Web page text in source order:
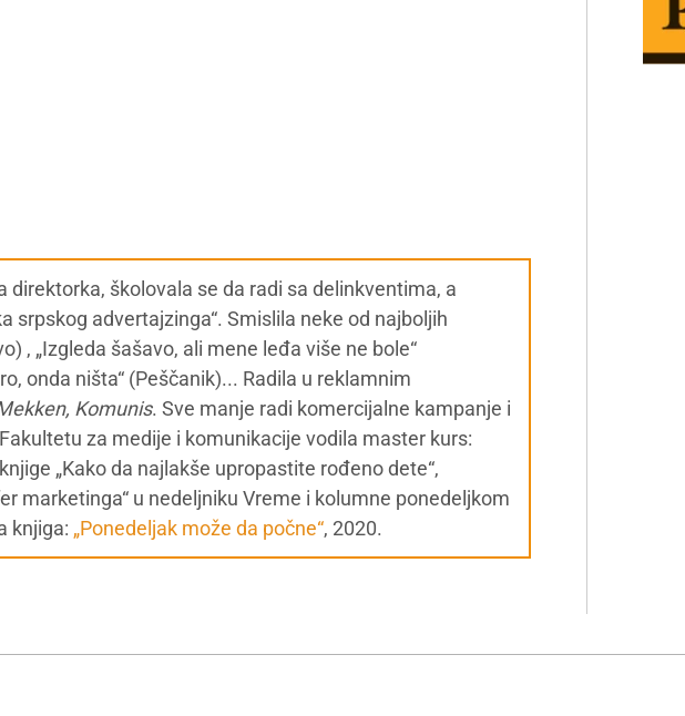
direktorka, školovala se da radi sa delinkventima, a
srpskog advertajzinga“. Smislila neke od najboljih
, „Izgleda šašavo, ali mene leđa više ne bole“
onda ništa“ (Peščanik)... Radila u reklamnim
Komunis. Sve manje radi komercijalne kampanje i
za medije i komunikacije vodila master kurs:
„Kako da najlakše upropastite rođeno dete“,
marketinga“ u nedeljniku Vreme i kolumne ponedeljkom
knjiga: „Ponedeljak može da počne“, 2020.